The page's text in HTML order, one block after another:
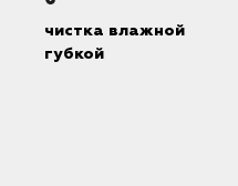
чистка влажной
губкой